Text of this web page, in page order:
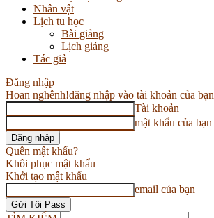
Nhân vật
Lịch tu học
Bài giảng
Lịch giảng
Tác giả
Đăng nhập
Hoan nghênh!đăng nhập vào tài khoản của bạn
Tài khoản
mật khẩu của bạn
Quên mật khẩu?
Khôi phục mật khẩu
Khởi tạo mật khẩu
email của bạn